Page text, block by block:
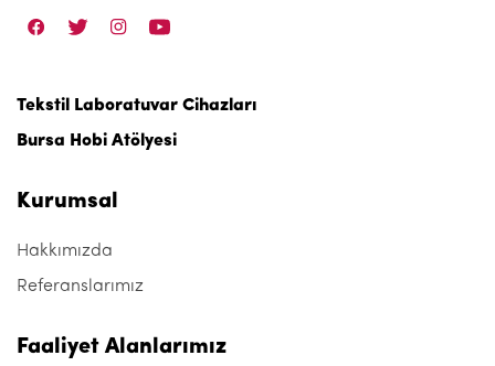
Tekstil Laboratuvar Cihazları
Bursa Hobi Atölyesi
Kurumsal
Hakkımızda
Referanslarımız
Faaliyet Alanlarımız